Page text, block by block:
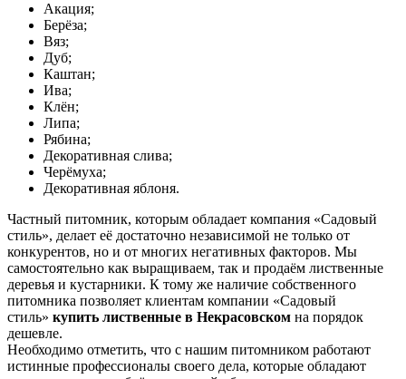
Акация;
Берёза;
Вяз;
Дуб;
Каштан;
Ива;
Клён;
Липа;
Рябина;
Декоративная слива;
Черёмуха;
Декоративная яблоня.
Частный питомник, которым обладает компания «Садовый
стиль», делает её достаточно независимой не только от
конкурентов, но и от многих негативных факторов. Мы
самостоятельно как выращиваем, так и продаём лиственные
деревья и кустарники. К тому же наличие собственного
питомника позволяет клиентам компании «Садовый
стиль» купить лиственные в Некрасовском на порядок
дешевле.
Необходимо отметить, что с нашим питомником работают
истинные профессионалы своего дела, которые обладают